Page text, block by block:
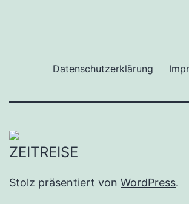
Datenschutzerklärung
Stolz präsentiert von WordPress.